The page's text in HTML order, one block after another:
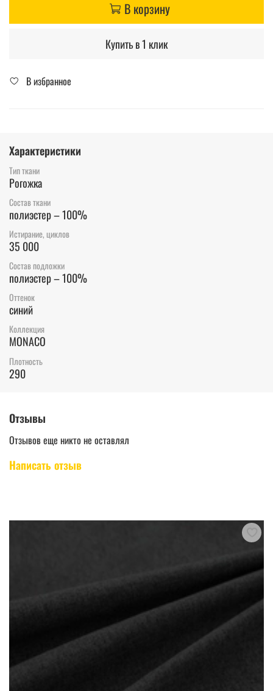
В корзину
Купить в 1 клик
В избранное
Характеристики
Тип ткани
Рогожка
Состав ткани
полиэстер – 100%
Истирание, циклов
35 000
Состав подложки
полиэстер – 100%
Оттенок
синий
Коллекция
MONACO
Плотность
290
Отзывы
Отзывов еще никто не оставлял
Написать отзыв